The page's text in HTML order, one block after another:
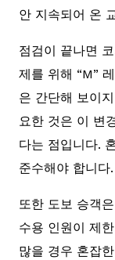
안 지속되어 온
점검이 끝나면
제를 위해 “M”
은 간단해 보이
요한 것은 이 변
다는 점입니다.
준수해야 합니다.
또한 도보 승객
수용 인원이 제
많을 경우 혼잡